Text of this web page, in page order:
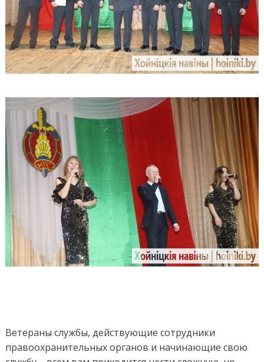
Ветераны службы, действующие сотрудники
правоохранительных органов и начинающие свою